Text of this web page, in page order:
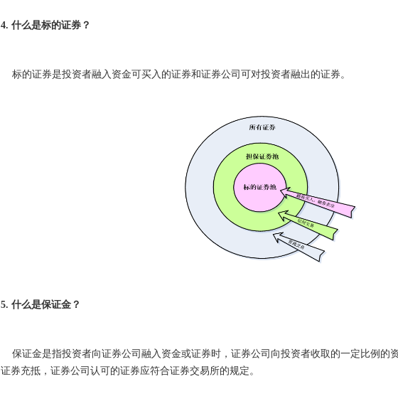
4. 什么是标的证券？
标的证券是投资者融入资金可买入的证券和证券公司可对投资者融出的证券。
5. 什么是保证金？
保证金是指投资者向证券公司融入资金或证券时，证券公司向投资者收取的一定比例的
证券充抵，证券公司认可的证券应符合证券交易所的规定。